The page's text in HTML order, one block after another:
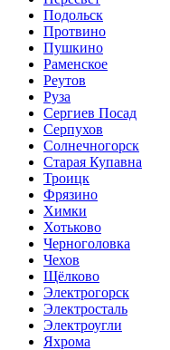
Подольск
Протвино
Пушкино
Раменское
Реутов
Руза
Сергиев Посад
Серпухов
Солнечногорск
Старая Купавна
Троицк
Фрязино
Химки
Хотьково
Черноголовка
Чехов
Щёлково
Электрогорск
Электросталь
Электроугли
Яхрома